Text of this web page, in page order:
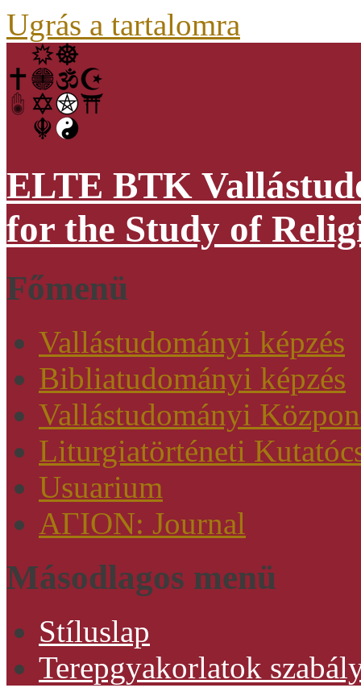
Ugrás a tartalomra
ELTE BTK
for the Study of
Főmenü
Vallástudományi képzés
Bibliatudományi képzés
Vallástudományi
Liturgiatörténeti
Usuarium
AΓION: Journal
Másodlagos menü
Stíluslap
Terepgyakorlatok